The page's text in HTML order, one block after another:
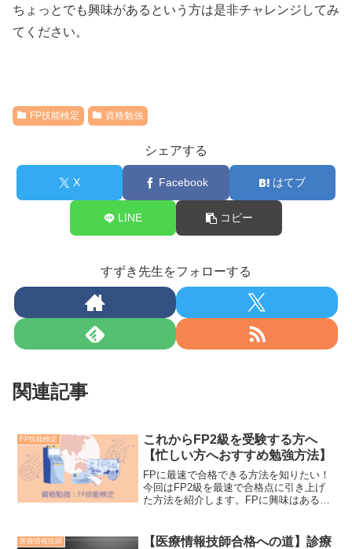
ちょっとでも興味があるという方は是非チャレンジしてみ
てください。
FP技能検定 資格勉強
シェアする
X Facebook はてブ
LINE コピー
すずき先生をフォローする
関連記事
FP技能検定
これからFP2級を受験する方へ
【忙しい方へおすすめ勉強方法】
FPに最速で合格できる方法を知りたい！
今回はFP2級を最速で合格点に引き上げ
た方法を紹介します。FPに興味はあると
医療情報技師
【医療情報技師合格への道】診療